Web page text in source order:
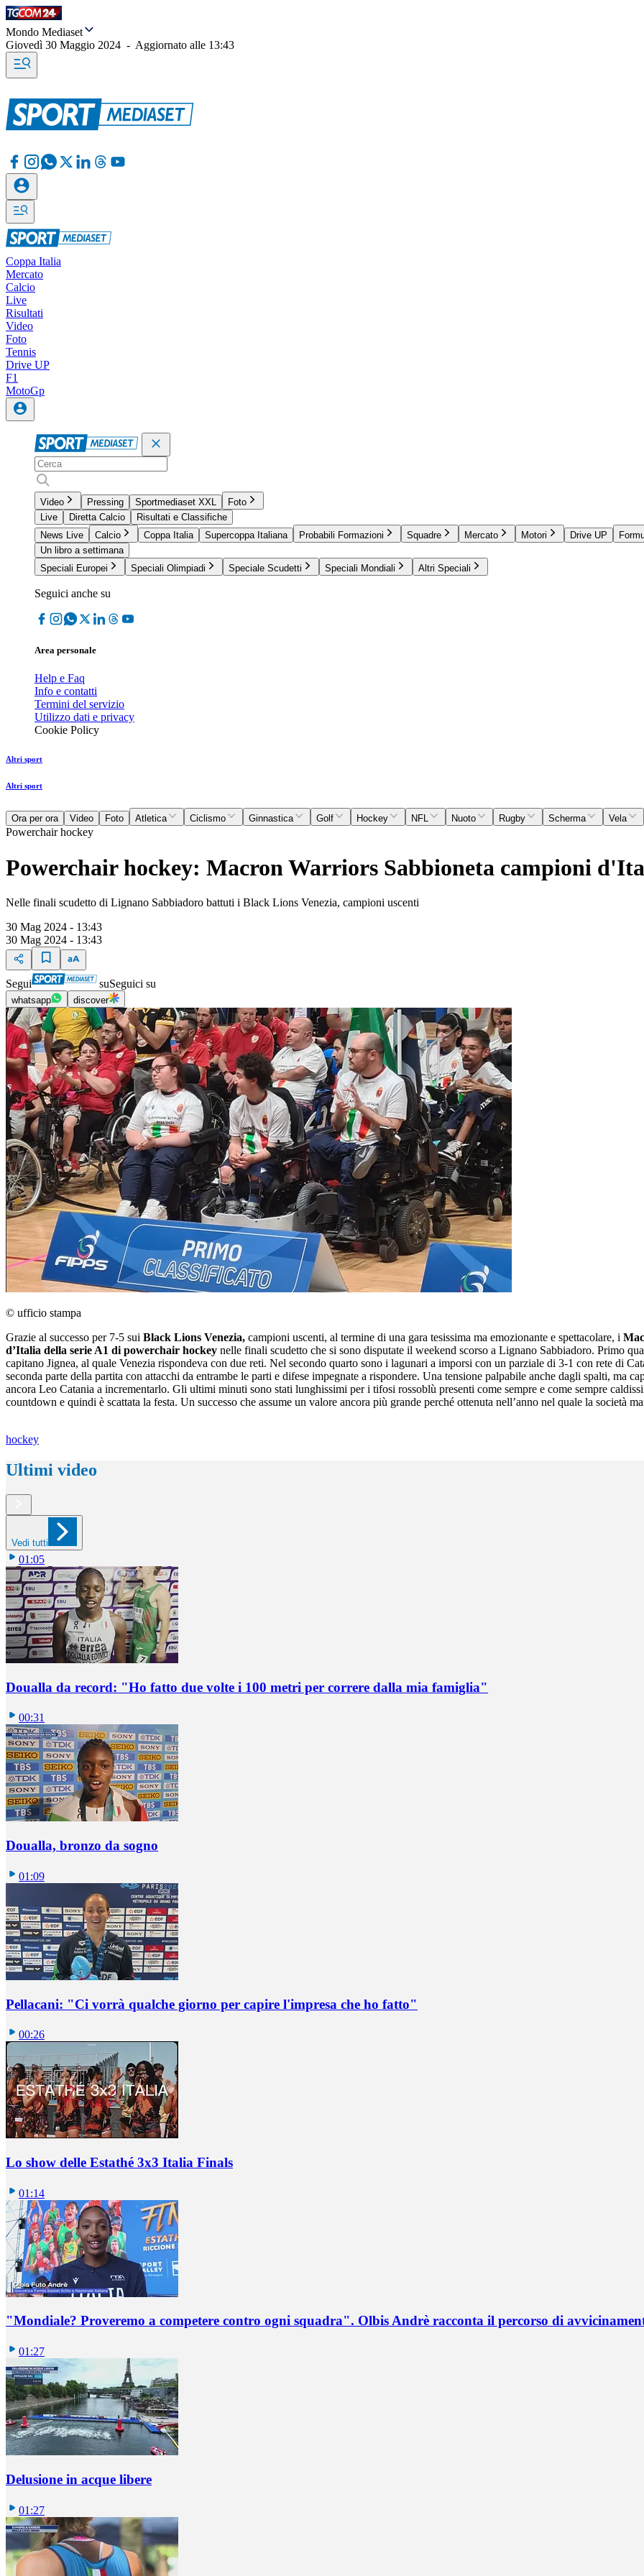
Mondo Mediaset
Giovedì 30 Maggio 2024 - Aggiornato alle 13:43
Coppa Italia
Mercato
Calcio
Live
Risultati
Video
Foto
Tennis
Drive UP
F1
MotoGp
Video Pressing Sportmediaset XXL
Foto
Live
Diretta Calcio
Risultati e Classifiche
News Live
Calcio Coppa Italia Supercoppa Italiana Probabili Formazioni Squadre Mercato Motori Drive UP
Un libro a settimana
Speciali Europei
Speciali Olimpiadi Speciale Scudetti Speciali Mondiali Altri Speciali
Seguici anche su
Area personale
Help e Faq
Info e contatti
Termini del servizio
Utilizzo dati e privacy
Cookie Policy
Altri sport
Altri sport
Ora per ora Video Foto Atletica Ciclismo Ginnastica Golf Hockey NFL Nuoto Rugby Scherma Vela
Powerchair hockey
Powerchair hockey: Macron Warriors Sabbioneta campioni
Nelle finali scudetto di Lignano Sabbiadoro battuti i Black Lions Venezia, campioni uscenti
30 Mag 2024 - 13:43
30 Mag 2024 - 13:43
Segui suSeguici su
whatsapp discover
© ufficio stampa
Grazie al successo per 7-5 sui Black Lions Venezia, campioni uscenti, al termine di una gara tesissima ma emozionante e spettacolare, i
d’Italia della serie A1 di powerchair hockey nelle finali scudetto che si sono disputate il weekend scorso a Lignano Sabbiadoro. Primo
capitano Jignea, al quale Venezia rispondeva con due reti. Nel secondo quarto sono i lagunari a imporsi con un parziale di 3-1 con rete di
seconda parte della partita con attacchi da entrambe le parti e difese impegnate a rispondere. Una tensione palpabile anche dagli spalti, ma
ancora Leo Catania a incrementarlo. Gli ultimi minuti sono stati lunghissimi per i tifosi rossoblù presenti come sempre e come sempre
countdown e quindi è scattata la festa. Un successo che assume un valore ancora più grande perché ottenuta nell’anno nel quale la società
hockey
Ultimi video
Vedi tutti
01:05
Doualla da record: "Ho fatto due volte i 100 metri per correre dalla mia famiglia"
00:31
Doualla, bronzo da sogno
01:09
Pellacani: "Ci vorrà qualche giorno per capire l'impresa che ho fatto"
00:26
Lo show delle Estathé 3x3 Italia Finals
01:14
"Mondiale? Proveremo a competere contro ogni squadra". Olbis Andrè racconta il percorso di
01:27
Delusione in acque libere
01:27